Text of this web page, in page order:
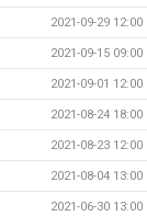
2021-09-29 12:00
2021-09-15 09:00
2021-09-01 12:00
2021-08-24 18:00
2021-08-23 12:00
2021-08-04 13:00
2021-06-30 13:00